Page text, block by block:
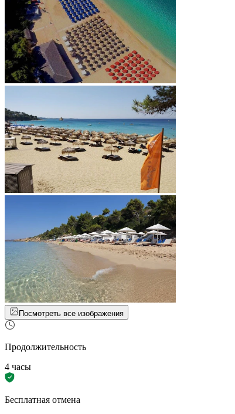
Посмотреть все изображения
Продолжительность
4 часы
Бесплатная отмена